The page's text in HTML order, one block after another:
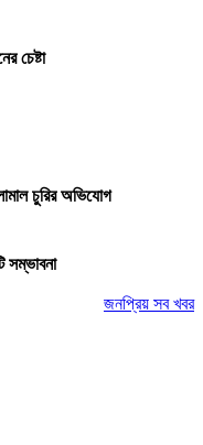
চেষ্টা
চুরির অভিযোগ
সম্ভাবনা
জনপ্রিয় সব খবর